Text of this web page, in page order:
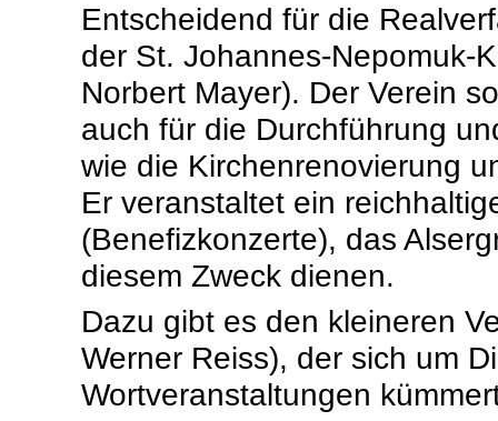
Entscheidend für die
der St. Johannes-Nepomuk-
Norbert Mayer). Der Verein
auch für die Durchführung
wie die Kirchenrenovierung
Er veranstaltet ein
(Benefizkonzerte), das
diesem Zweck dienen.
Dazu gibt es den kleineren
Werner Reiss), der sich um
Wortveranstaltungen